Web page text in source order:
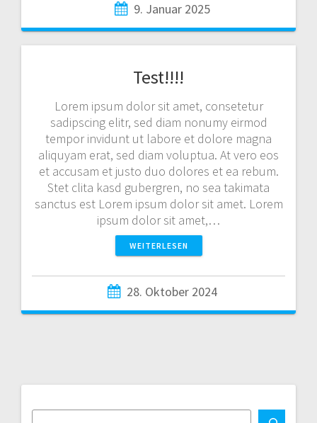
9. Januar 2025
Test!!!!
Lorem ipsum dolor sit amet, consetetur
sadipscing elitr, sed diam nonumy eirmod
tempor invidunt ut labore et dolore magna
aliquyam erat, sed diam voluptua. At vero eos
et accusam et justo duo dolores et ea rebum.
Stet clita kasd gubergren, no sea takimata
sanctus est Lorem ipsum dolor sit amet. Lorem
ipsum dolor sit amet,…
WEITERLESEN
28. Oktober 2024